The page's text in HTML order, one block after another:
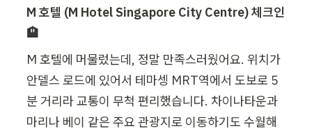
M 호텔 (M Hotel Singapore City Centre) 체크인
🏨
M 호텔에 머물렀는데, 정말 만족스러웠어요. 위치가
안델스 로드에 있어서 테마셍 MRT역에서 도보로 5
분 거리라 교통이 무척 편리했습니다. 차이나타운과
마리나 베이 같은 주요 관광지로 이동하기도 수월해